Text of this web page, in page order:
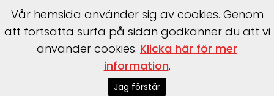
>725 Pro Cabin XL
Vår hemsida använder sig av cookies. Genom
att fortsätta surfa på sidan godkänner du att vi
använder cookies. Klicka här för mer
information.
Jag förstår